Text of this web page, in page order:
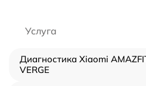
Услуга
Диагностика Xiaomi
VERGE